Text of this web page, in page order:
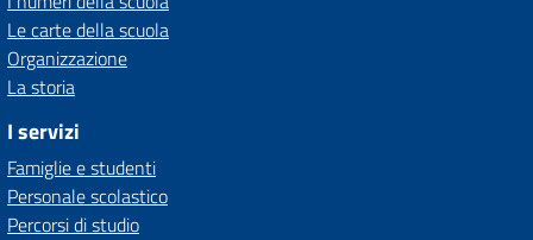
Le carte della scuola
Organizzazione
La storia
I servizi
Famiglie e studenti
Personale scolastico
Percorsi di studio